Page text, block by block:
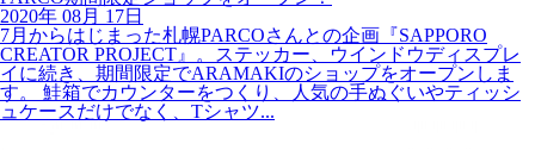
7月からはじまった札幌PARCOさんとの企画『SAPPORO
CREATOR PROJECT』。ステッカー、ウインドウディスプレ
イに続き、期間限定でARAMAKIのショップをオープンしま
す。 鮭箱でカウンターをつくり、人気の手ぬぐいやティッシ
ュケースだけでなく、Tシャツ...